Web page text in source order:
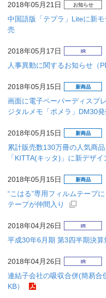
2018年05月21日 お知らせ
中国語版「テプラ」Liteに新
売
2018年05月17日 IR
人事異動に関するお知らせ（
2018年05月15日 新商品
画面に電子ペーパーディスプ
ジタルメモ「ポメラ」DM30発
2018年05月15日 新商品
累計販売数130万冊の人気商
「KITTA(キッタ)」に新デザイ
2018年05月15日 新商品
“こはる”専用フィルムテープ
テープが仲間入り
2018年04月26日 IR
平成30年6月期 第3四半期決算
2018年04月26日 IR
連結子会社の吸収合併(簡易合
KB）